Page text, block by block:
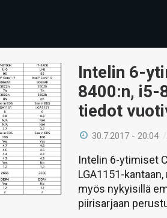
Intelin 6-
8400:n, i5-
tiedot
30.7.2017 - 20:04
Intelin 6-ytimiset
LGA1151-
myös nykyisillä
piirisarjaan